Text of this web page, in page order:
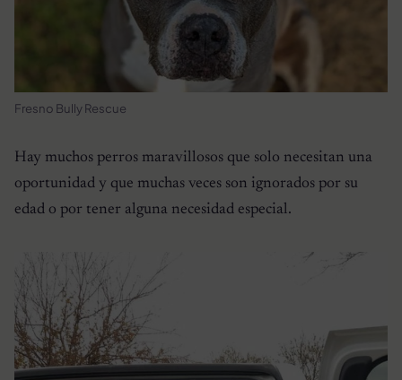
Fresno Bully Rescue
Hay muchos perros maravillosos que solo necesitan una
oportunidad y que muchas veces son ignorados por su
edad o por tener alguna necesidad especial.